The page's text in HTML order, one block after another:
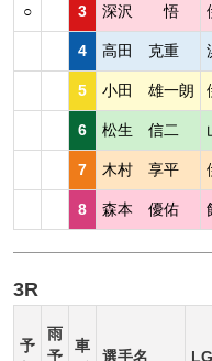
○ 3 深沢 悟
4 高田 克重
5 小田 雄一朗
6 松生 信二
7 木村 享平
8 森本 優佑
3R
予
雨
予
車
選手名 LG